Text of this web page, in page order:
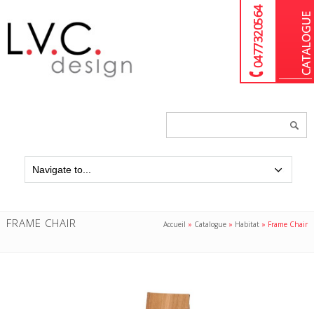
04 77 32 05 64
FRAME CHAIR Accueil » Catalogue » Habitat » Frame Chair